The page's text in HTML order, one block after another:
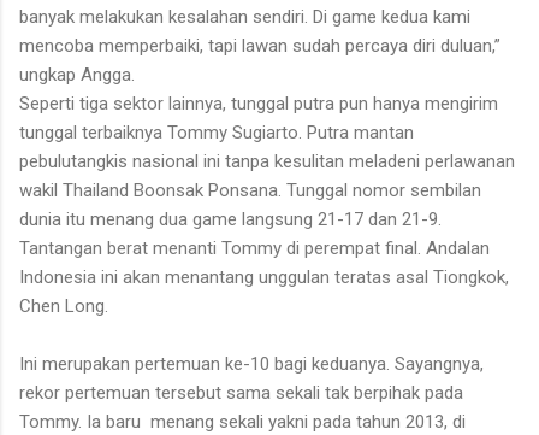
banyak melakukan kesalahan sendiri. Di game kedua kami
mencoba memperbaiki, tapi lawan sudah percaya diri duluan,”
ungkap Angga.
Seperti tiga sektor lainnya, tunggal putra pun hanya mengirim
tunggal terbaiknya Tommy Sugiarto. Putra mantan
pebulutangkis nasional ini tanpa kesulitan meladeni perlawanan
wakil Thailand Boonsak Ponsana. Tunggal nomor sembilan
dunia itu menang dua game langsung 21-17 dan 21-9.
Tantangan berat menanti Tommy di perempat final. Andalan
Indonesia ini akan menantang unggulan teratas asal Tiongkok,
Chen Long.
Ini merupakan pertemuan ke-10 bagi keduanya. Sayangnya,
rekor pertemuan tersebut sama sekali tak berpihak pada
Tommy. Ia baru menang sekali yakni pada tahun 2013, di